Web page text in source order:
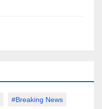
#Breaking News